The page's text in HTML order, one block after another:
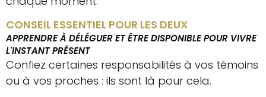
CONSEIL ESSENTIEL POUR LES DEUX
APPRENDRE À DÉLÉGUER ET ÊTRE DISPONIBLE POUR VIVRE
L'INSTANT PRÉSENT
Confiez certaines responsabilités à vos témoins
ou à vos proches : ils sont là pour cela.